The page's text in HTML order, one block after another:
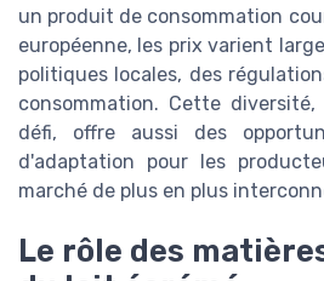
un produit de consommation
européenne, les prix varient
politiques locales, des
consommation. Cette
défi, offre aussi des
d'adaptation pour les
marché de plus en plus
Le rôle des